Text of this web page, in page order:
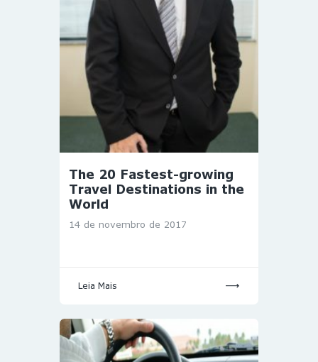
The 20 Fastest-growing
Travel Destinations in the
World
14 de novembro de 2017
Leia Mais